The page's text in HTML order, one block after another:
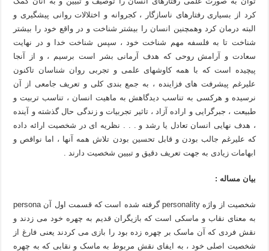
کرد از بسیاری رفتارهای ناسازگار ، کجروانه و اختلالات روانی پیشگیری و
البته درمان کرد وهمچنین انسان را بیشتر شناخت و در واقع خود را بیشتر
شناخت تا به فلسفه مهم شناخت خود ، سپس شناخت خدا و در نهایت
سعادت و آرامش روحی که هدف آرمانی بشر است برسیم ، و از آنجا
پیچیده است که با همه کاوشهای علمی و تجربی روان شناسان تاکنون
علیرغم پیشرفت های فزاینده ، به جمع بندی کلی و تعریف جامعی از آن
نرسیده و هرکسی به تناسب دیدگاهش به ماهیت انسان ، تناسب تربیت و
طبیعت ، جبرگرایی و اراده آزاد ، تاثیر تجربیات و زندگی حال گذشته و آینده
، هدف نهایی انسان تعادل یا رشد و . . . نظریه ای در شخصیت ارائه داده
که علیرغم جالب بودن و قابل تحسین بودن تلاش همه آنها ، اما نواقص و
ابهامات زیادی به جهت تعریف دقیق و تبیین شخصیت دارند .
بیان مساله :
شخصیت از واژه personality گرفته شده است که قسمت اول آن persona
به معنای نقاب و ماسکی است که بازیگران قدیم به چهره خود می زدند و
نقش فردی که آن ماسک بر چهره زده بود را بازی می کردند یعنی فارغ از
شخصیت اصلی خود ، به ایفای نقش مربوط به ماسک و نقابی که به چهره